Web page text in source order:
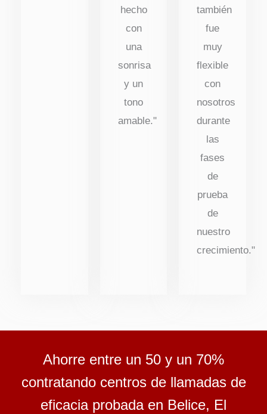
hecho
con
una
sonrisa
y un
tono
amable."
también
fue
muy
flexible
con
nosotros
durante
las
fases
de
prueba
de
nuestro
crecimiento."
Ahorre entre un 50 y un 70%
contratando centros de llamadas de
eficacia probada en Belice, El